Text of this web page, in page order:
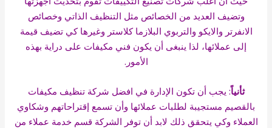
وتضيف العديد من الخصائص مثل التنظيف الذاتي وخصائص
الانفرتر والايكو والتربوي البلازما كلاستر وغيرها كي تضيف قيمة
إلى عملائها، لذا ينبغى أن يكون فني مكيفات على دراية بهذه
الأمور.
ثأنياً: يجب أن تكون الإدارة في افضل شركة تنظيف مكيفات
بالقصيم مستجيبة لطلبات عملائها وأن تسمع إقتراحاتهم وشكاوي
العملاء وكي يتحقق ذلك لابد أن توفر الشركة قسم خدمة عملاء من